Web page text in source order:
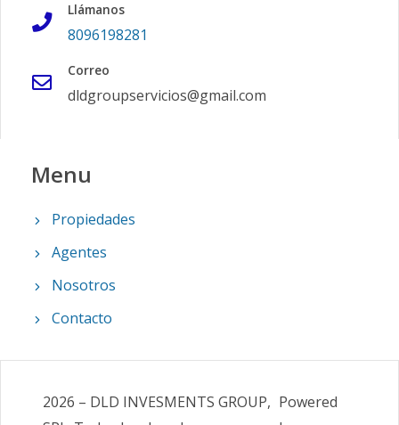
Llámanos
8096198281
Correo
dldgroupservicios@gmail.com
Menu
Propiedades
Agentes
Nosotros
Contacto
2026 – DLD INVESMENTS GROUP, Powered